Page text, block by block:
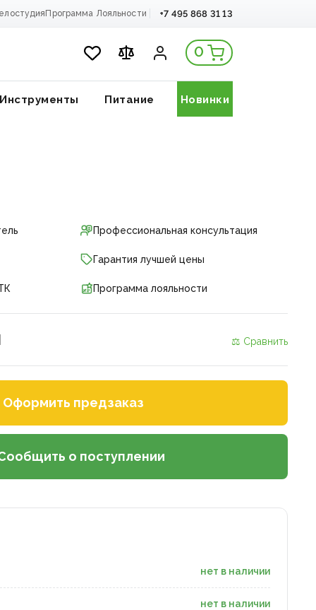
Программа Лояльности +7 495 868 31 13
0
Инструменты Питание Новинки
Профессиональная консультация
Гарантия лучшей цены
Программа лояльности
⚖ Сравнить
Оформить предзаказ
о поступлении
нет в наличии
нет в наличии